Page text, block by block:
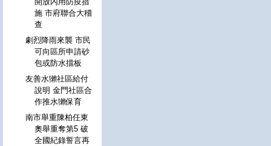
施 市府聯合大稽
查
劇烈降雨來襲 市民
可向區所申請砂
包或防水擋板
友善水獺社區給付
說明 金門社區合
作推水獺保育
南市舉重陳柏任東
奧舉重奪第5 破
全國紀錄誓言再